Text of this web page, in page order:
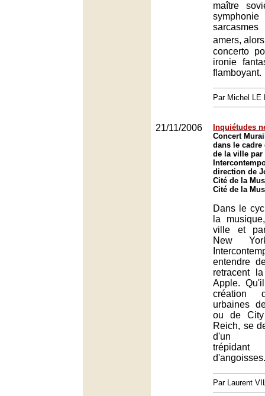
maître
amers,
concerto
ironie
flamboyant.
Par Michel LE
21/11/2006
Inquiétudes
Concert
dans le cadre
de la ville par
direction de
Cité de la
Cité de la
Dans le
la
ville et
New
entendre
retracent
Apple.
création
urbaines
ou de
Reich, se
d'un
d'angoisses.
Par Laurent